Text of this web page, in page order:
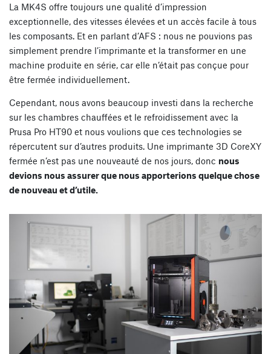
La MK4S offre toujours une qualité d’impression
exceptionnelle, des vitesses élevées et un accès facile à tous
les composants. Et en parlant d’AFS : nous ne pouvions pas
simplement prendre l’imprimante et la transformer en une
machine produite en série, car elle n’était pas conçue pour
être fermée individuellement.
Cependant, nous avons beaucoup investi dans la recherche
sur les chambres chauffées et le refroidissement avec la
Prusa Pro HT90 et nous voulions que ces technologies se
répercutent sur d’autres produits. Une imprimante 3D CoreXY
fermée n’est pas une nouveauté de nos jours, donc nous
devions nous assurer que nous apporterions quelque chose
de nouveau et d’utile.